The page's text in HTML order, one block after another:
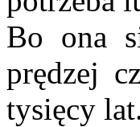
Bo ona
prędzej
tysięcy